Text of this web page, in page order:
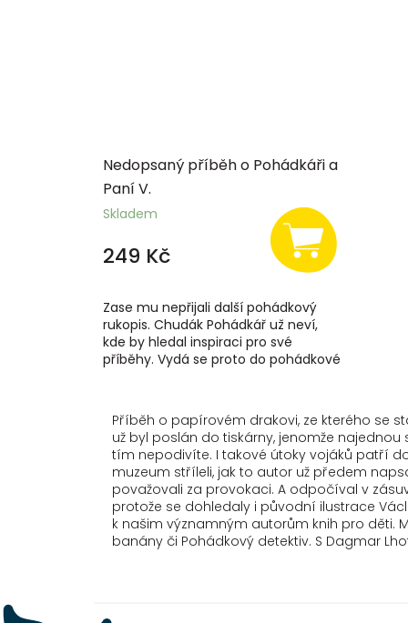
Nedopsaný příběh o Pohádkáři a
Paní V.
Skladem
249 Kč
Zase mu nepřijali další pohádkový
rukopis. Chudák Pohádkář už neví,
kde by hledal inspiraci pro své
příběhy. Vydá se proto do pohádkové
Příběh o papírovém drakovi, ze kterého se
už byl poslán do tiskárny, jenomže
tím nepodivíte. I takové útoky vojáků patří
muzeum stříleli, jak to autor už předem
považovali za provokaci. A odpočíval v
protože se dohledaly i původní ilustrace
k našim významným autorům knih pro děti.
banány či Pohádkový detektiv. S Dagmar